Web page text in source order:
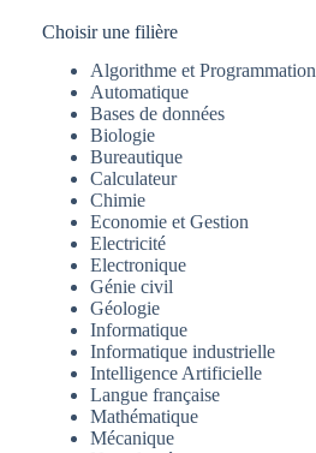
Choisir une filière
Algorithme et Programmation
Automatique
Bases de données
Biologie
Bureautique
Calculateur
Chimie
Economie et Gestion
Electricité
Electronique
Génie civil
Géologie
Informatique
Informatique industrielle
Intelligence Artificielle
Langue française
Mathématique
Mécanique